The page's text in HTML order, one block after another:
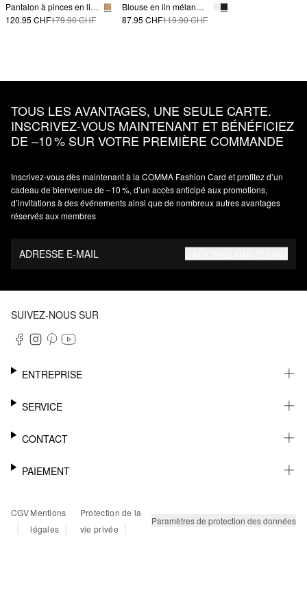
Pantalon à pinces en lin mélangé
120.95 CHF179.90 CHF
Blouse en lin mélangé avec manches chauve-souris
87.95 CHF119.90 CHF
TOUS LES AVANTAGES, UNE SEULE CARTE.
INSCRIVEZ‑VOUS MAINTENANT ET BÉNÉFICIEZ
DE –10 % SUR VOTRE PREMIÈRE COMMANDE
Inscrivez‑vous dès maintenant à la COMMA Fashion Card et profitez d’un
cadeau de bienvenue de –10 %, d’un accès anticipé aux promotions,
d’invitations à des événements ainsi que de nombreux autres avantages
réservés aux membres
ADRESSE E-MAIL
SUIVEZ-NOUS SUR
ENTREPRISE
CARRIÈRE
SERVICE
NEWSLETTER
MÉMO
RETOURS
FAQ
CONTACT
AIDE
PAIEMENT
PAYPAL
CARTE BANCAIRE
CGV
|
Mentions
légales |
Protection de la
vie privée
| Paramètres de protection des données